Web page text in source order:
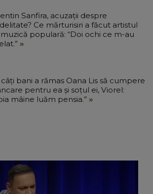
Sanfira, acuzații despre
Ce mărturisiri a făcut artistul
populară: “Doi ochi ce m-au
câți bani a rămas Oana Lis să cumpere
pentru ea și soțul ei, Viorel:
mâine luăm pensia.”